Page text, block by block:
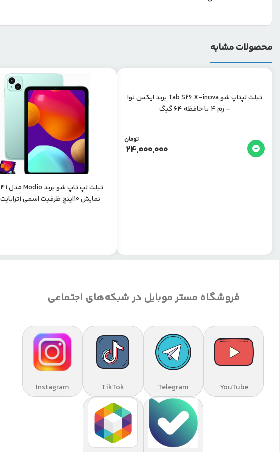
محصولات مشابه
تبلت لپتاپ شو Tab S26 X-inova برند ایکس نوا
– رم 4 با حافظه 64 گیگ
24,000,000
تومان
نمایش 10اینچ ظرفیت اسمی 1ترابایت با رم 16
فروشگاه مستر موبایل در شبکه‌های اجتماعی
YouTube
Telegram
TikTok
Instagram